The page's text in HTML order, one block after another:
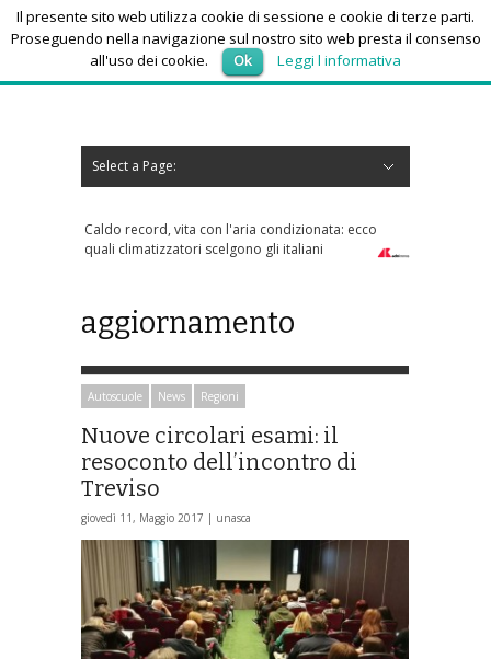
venerdì 7, Agosto 2026
Select a Page:
condizionata: ecco
Tra bambini e ragazzi in aumento uso
psicofarmaci, consumi triplicati dal 2016
aggiornamento
Autoscuole News Regioni
Nuove circolari esami: il
resoconto dell’incontro di
Treviso
giovedì 11, Maggio 2017 | unasca
Il presente sito web utilizza cookie di sessione e cookie di terze parti.
Proseguendo nella navigazione sul nostro sito web presta il consenso
all'uso dei cookie.
Ok Leggi l informativa